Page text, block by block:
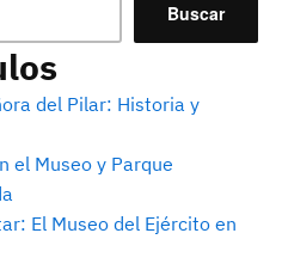
Buscar
del Pilar: Historia y
el Museo y Parque
El Museo del Ejército en